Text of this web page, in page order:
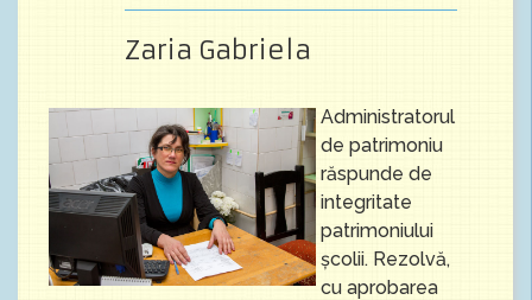
Zaria Gabriela
Administratorul
de patrimoniu
răspunde de
integritate
patrimoniului
școlii. Rezolvă,
cu aprobarea